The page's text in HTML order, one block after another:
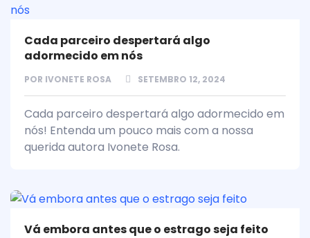
Cada parceiro despertará algo
adormecido em nós
POR IVONETE ROSA SETEMBRO 12, 2024
Cada parceiro despertará algo adormecido em
nós! Entenda um pouco mais com a nossa
querida autora Ivonete Rosa.
Vá embora antes que o estrago seja feito